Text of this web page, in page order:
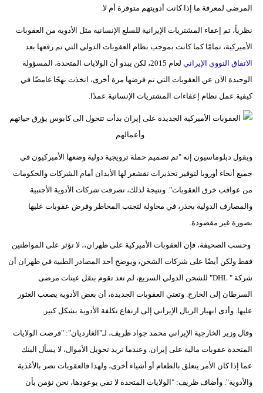
المرضى لمعرفة ما إذا كانت أدويتهم متوفرة أم لا.
نظرياً، تم إعفاء المشتريات الإيرانية للسلع الإنسانية مثل الأدوية من العقوبات
الأميركية، تمامًا كما كانت بموجب نظام العقوبات الدولي التي تم رفعها بعد
الاتفاق النووي الإيراني
لعام 2015، لكن يبدو أن الولايات المتحدة، المسؤولة
الوحيدة الآن عن العقوبات التي تم فرضها مرة أخرى، اتخذت نهجًا غامضًا في
كيفية عمل نظام إعفاءات المشتريات الإنسانية عمدًا.
ويقول دبلوماسيون إنه "تم تصميم حملة ترويجية دولية وضعها الأميركيون في
جميع أنحاء أوروبا لتوفير تحذيرات تقشعر لها الأبدان أمام الشركات والحكومات
من عواقب خرق العقوبات". ونتيجة لذلك، تصرفت شركات الأدوية الأجنبية
والمصارف الدولية بحذر، في محاولة لتجنب المخاطر وفرض عقوبات عليها
بصورة غير مقصودة.
وحسب الصحيفة، فإن العقوبات الأميركية على طهران،، لا تؤثر على المواطنين
فقط ولكن أيضًا على شركات الشحن، ويوضح أحد المصادر الطبية في طهران أن
شركة " DHL" للشحن الدولي السريع، لم تعد تقوم بنقل عينات مرضى
السرطان إلى الخارج. وتعني العقوبات الجديدة، أن بعض الأدوية يصعب العثور
عليها. وأدى انهيار الريال الإيراني إلى ارتفاع تكلفة الأدوية بشكل كبير.
وقال وزير الخارجية الإيراني محمد جواد ظريف، لـ"الغارديان": "فرضت الولايات
المتحدة عقوبات مالية على إيران. وعندما تريد تحويل الأموال، لا يسأل البنك
عما إذا كان الأمر يتعلق بالطعام أو أشياء أخرى، ولهذا فالعقوبات تضر بالأغذية
والأدوية". وأضاف ظريف: "الولايات المتحدة لا تفي بوعودها، نحن نؤمن بأن